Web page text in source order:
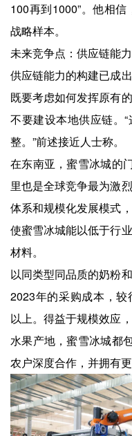
100再到1000”。他相
战略样本。
未来竞争点：供应链能
供应链能力的构建已成
既要考虑如何发挥原有
不要建设本地供应链。
整。”前述接近人士称。
在东南亚，蜜雪冰城的
里也是全球竞争最为激
体系和规模化发展模式
使蜜雪冰城能以低于行
材料。
以同类型同品质的奶粉
2023年的采购成本，
以上。得益于规模效应
水果产地，蜜雪冰城都
农户深度合作，并拥有更